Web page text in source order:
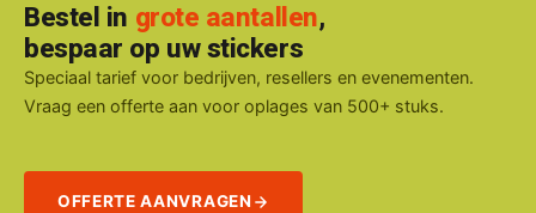
Bestel in grote aantallen,
bespaar op uw stickers
Speciaal tarief voor bedrijven, resellers en evenementen.
Vraag een offerte aan voor oplages van 500+ stuks.
OFFERTE AANVRAGEN